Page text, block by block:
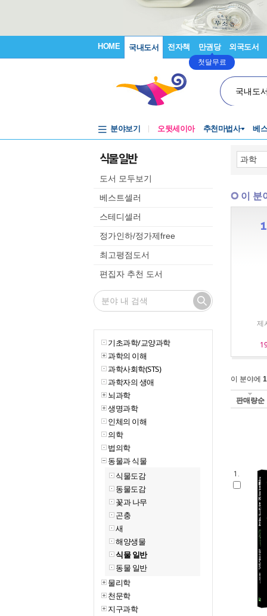
HOME 국내도서 전자책 만권당
첫달무료
외국도서
국내도
분야보기 오뒷세이아 추천마법사 베
식물 일반
도서 모두보기
베스트셀러
스테디셀러
정가인하/정가제free
최고평점도서
편집자 추천 도서
기초과학/교양과학
과학의 이해
과학사회학(STS)
과학자의 생애
뇌과학
생명과학
인체의 이해
의학
법의학
동물과 식물
식물도감
동물도감
꽃과 나무
곤충
새
해양생물
식물 일반
동물 일반
물리학
천문학
지구과학
이 분
제
이 분야에
판매량순
1.